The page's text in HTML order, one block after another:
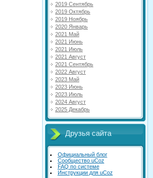
2019 Сентябрь
2019 Октябрь
2019 Ноябрь
2020 Январь
2021 Май
2021 Июнь
2021 Июль
2021 Август
2021 Сентябрь
2022 Август
2023 Май
2023 Июнь
2023 Июль
2024 Август
2025 Декабрь
Друзья сайта
Официальный блог
Сообщество uCoz
FAQ по системе
Инструкции для uCoz